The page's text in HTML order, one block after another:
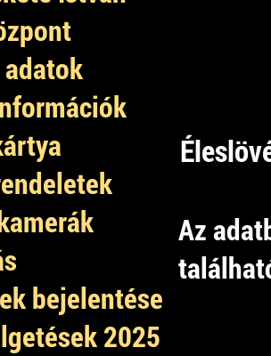
bejelentése
2025
Az